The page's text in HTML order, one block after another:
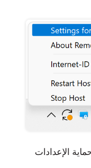
الإعدادات